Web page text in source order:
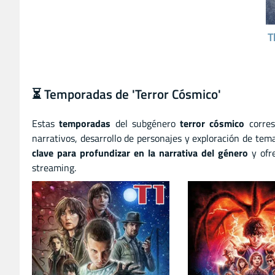
⏳ Temporadas de 'Terror Cósmico'
Estastemporadas del subgéneroterror cósmico
narrativos, desarrollo de personajes y exploración de
clave para profundizar en la narrativa del género y
streaming.